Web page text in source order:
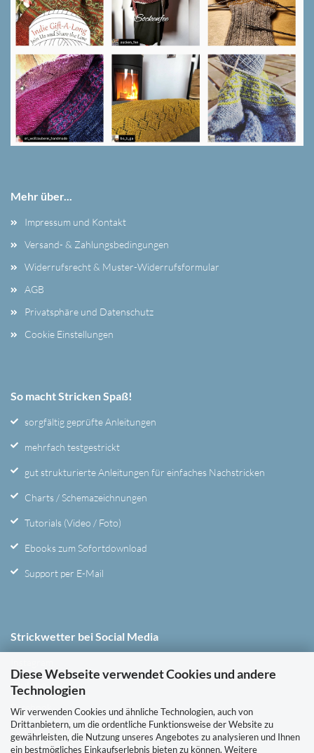
Diese Webseite verwendet Cookies und andere
Technologien
Wir verwenden Cookies und ähnliche Technologien, auch von
Drittanbietern, um die ordentliche Funktionsweise der Website zu
gewährleisten, die Nutzung unseres Angebotes zu analysieren und Ihnen
ein bestmögliches Einkaufserlebnis bieten zu können. Weitere
Mehr über...
Impressum und Kontakt
Versand- & Zahlungsbedingungen
Widerrufsrecht & Muster-Widerrufsformular
AGB
Privatsphäre und Datenschutz
Cookie Einstellungen
So macht Stricken Spaß!
sorgfältig geprüfte Anleitungen
mehrfach testgestrickt
gut strukturierte Anleitungen für einfaches Nachstricken
Charts / Schemazeichnungen
Tutorials (Video / Foto)
Ebooks zum Sofortdownload
Support per E-Mail
Strickwetter bei Social Media
Youtube
Facebook
Pinterest